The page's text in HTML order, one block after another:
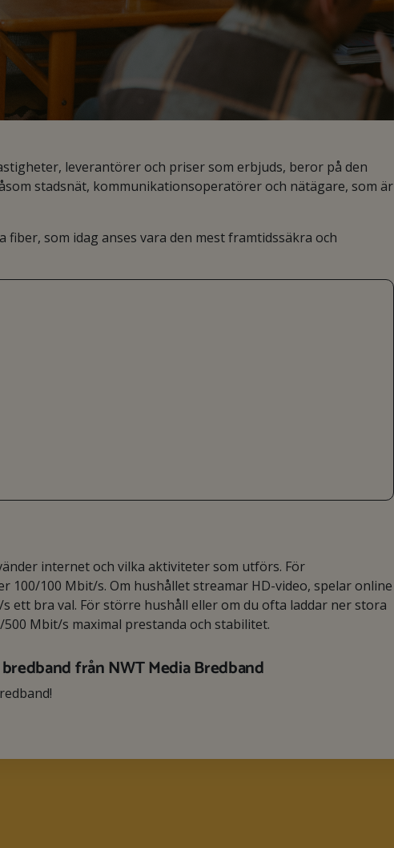
leverantörer och priser som erbjuds, beror på den
stadsnät, kommunikationsoperatörer och nätägare, som är
som idag anses vara den mest framtidssäkra och
internet och vilka aktiviteter som utförs. För
100 Mbit/s. Om hushållet streamar HD-video, spelar online
ett bra val. För större hushåll eller om du ofta laddar ner stora
Mbit/s maximal prestanda och stabilitet.
från NWT Media Bredband